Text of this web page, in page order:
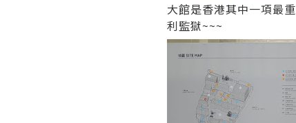
大館是香港其中一項最
利監獄~~~